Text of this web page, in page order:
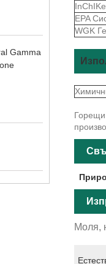
Gamma
EPA
WGK
Горещи
Моля,